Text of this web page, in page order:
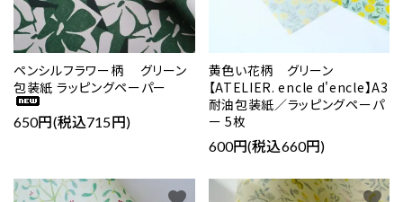
ペンシルフラワー柄 グリーン
包装紙 ラッピングペーパー
650円(税込715円)
黄色い花柄 グリーン
【ATELIER. encle d'encle】A3
耐油包装紙／ラッピングペーパ
ー 5枚
600円(税込660円)